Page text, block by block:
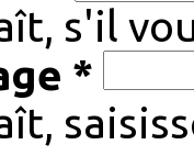
s'il
*